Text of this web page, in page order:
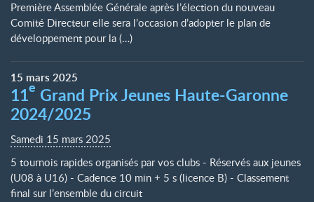
Première Assemblée Générale après l’élection du nouveau
Comité Directeur elle sera l’occasion d’adopter le plan de
développement pour la (…)
15 mars 2025
11e Grand Prix Jeunes Haute-Garonne
2024/2025
Samedi 15 mars 2025
5 tournois rapides organisés par vos clubs - Réservés aux jeunes
(U08 à U16) - Cadence 10 min + 5 s (licence B) - Classement
final sur l’ensemble du circuit